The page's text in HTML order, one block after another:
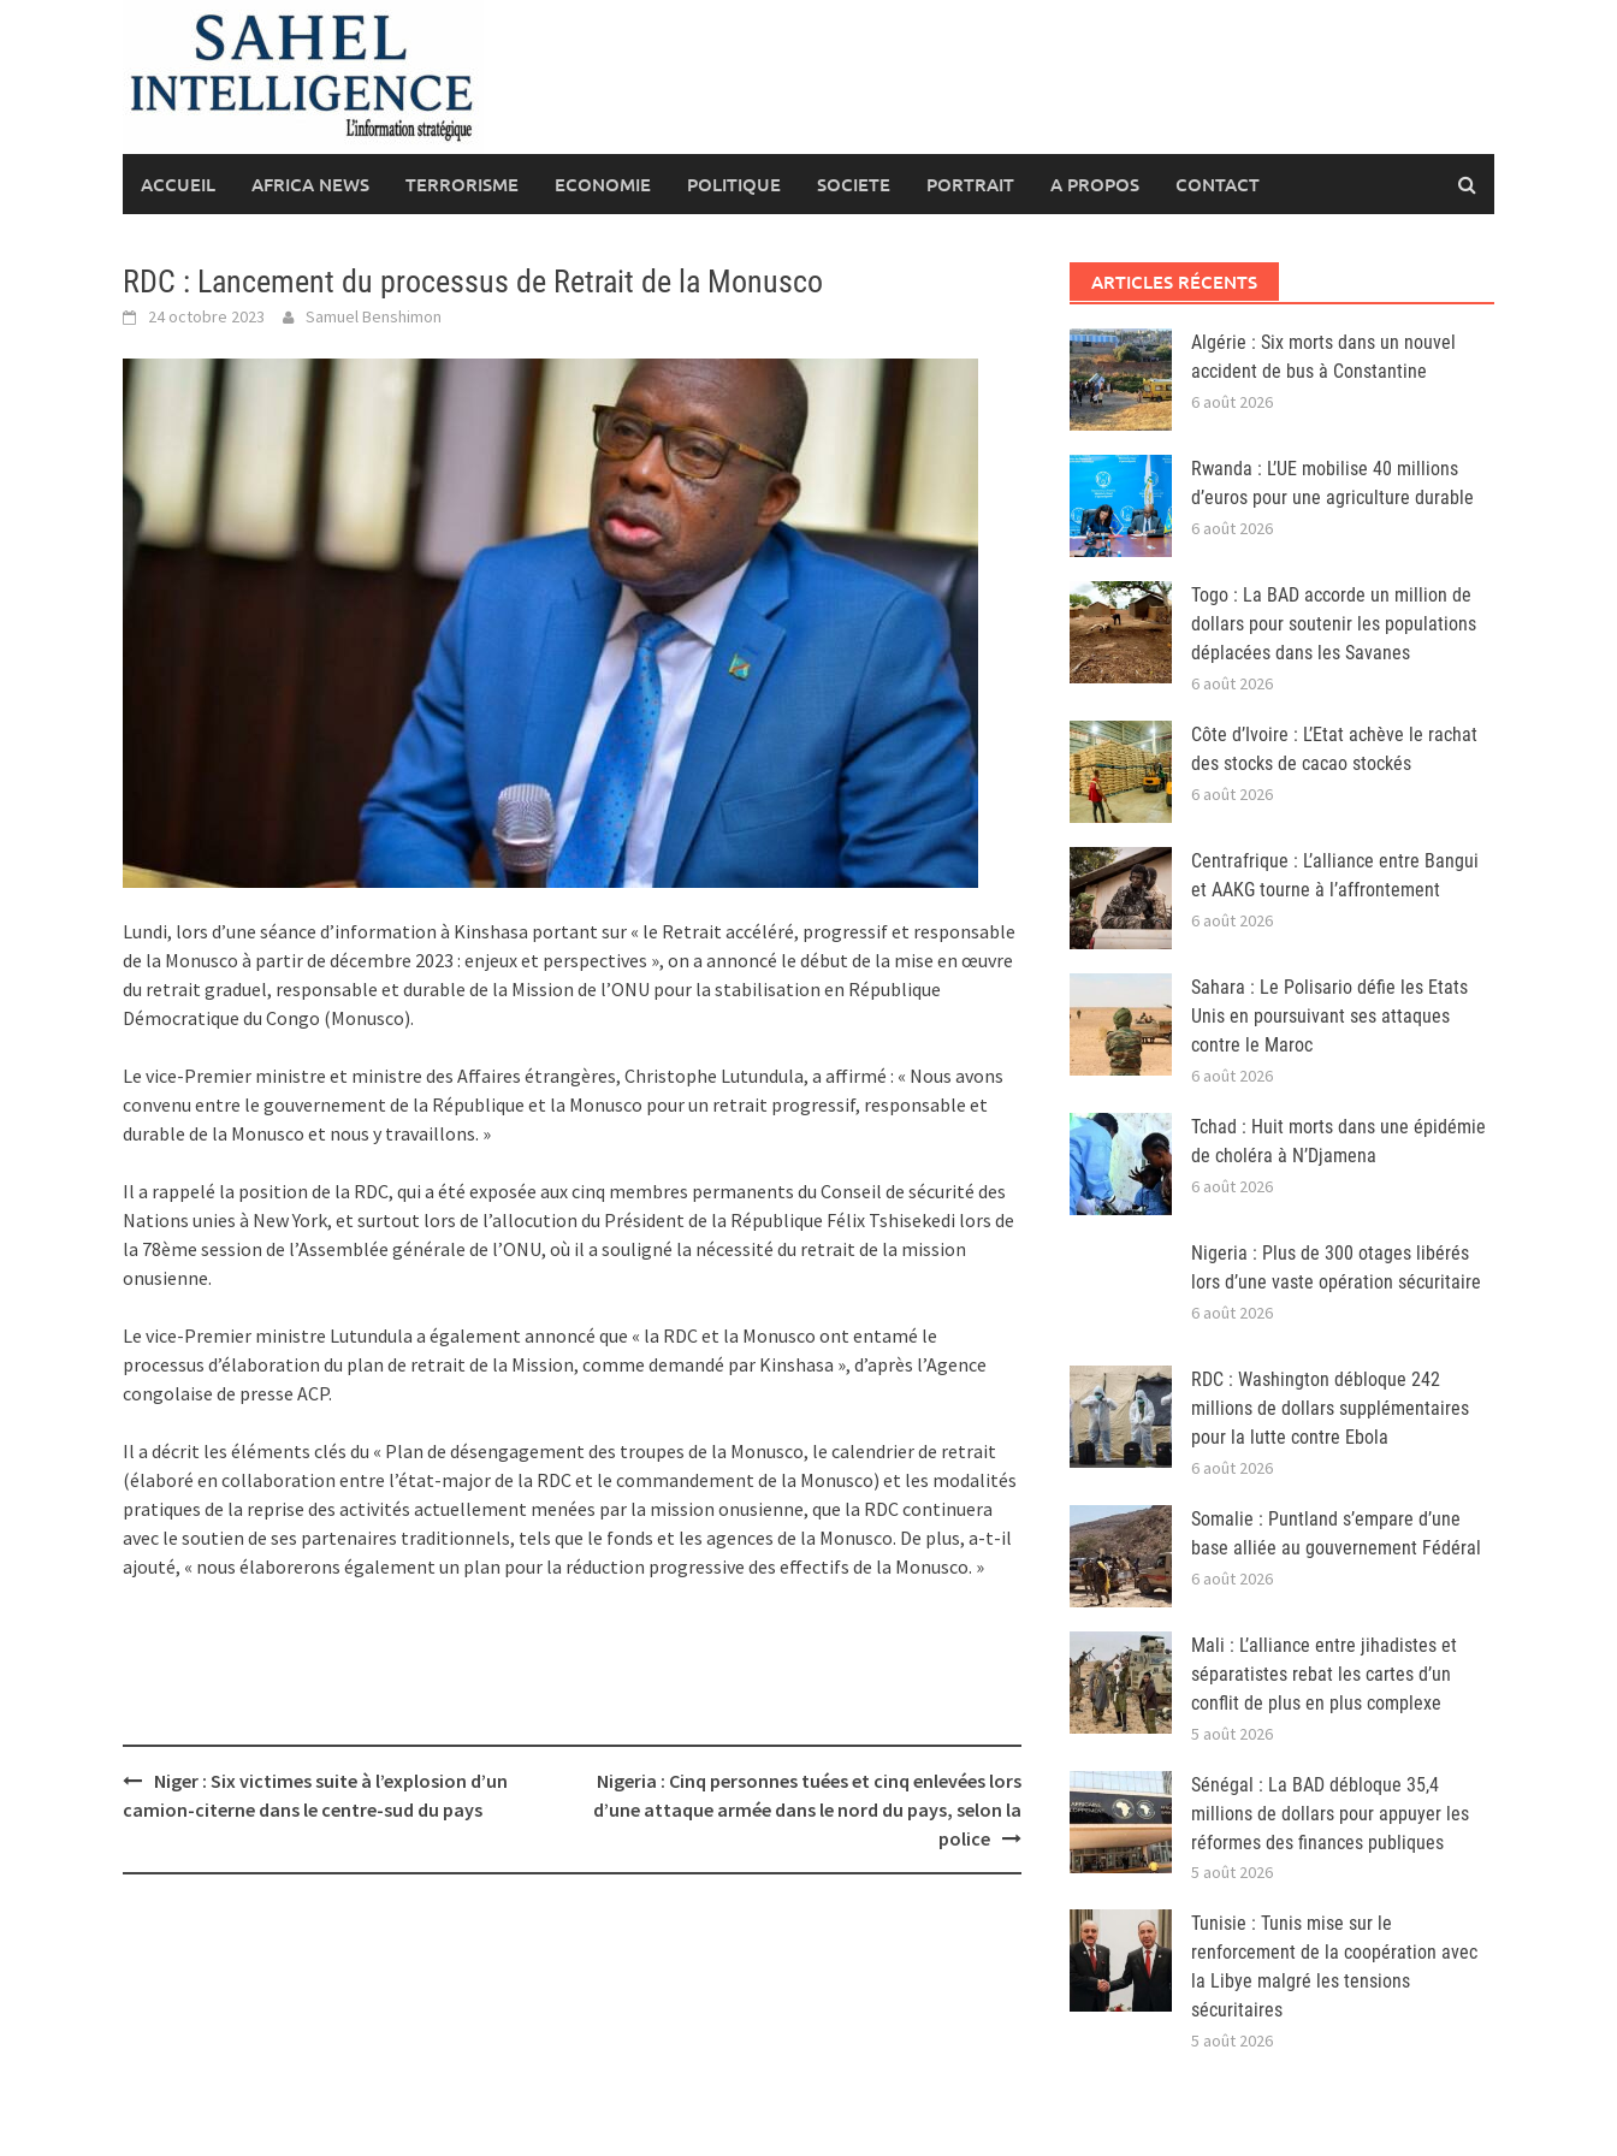
ACCUEIL AFRICA NEWS TERRORISME ECONOMIE POLITIQUE SOCIETE PORTRAIT A PROPOS CONTACT
RDC : Lancement du processus de Retrait de la Monusco
24 octobre 2023 Samuel Benshimon
Lundi, lors d’une séance d’information à Kinshasa portant sur « le Retrait accéléré, progressif et responsable
de la Monusco à partir de décembre 2023 : enjeux et perspectives », on a annoncé le début de la mise en œuvre
du retrait graduel, responsable et durable de la Mission de l’ONU pour la stabilisation en République
Démocratique du Congo (Monusco).
Le vice-Premier ministre et ministre des Affaires étrangères, Christophe Lutundula, a affirmé : « Nous avons
convenu entre le gouvernement de la République et la Monusco pour un retrait progressif, responsable et
durable de la Monusco et nous y travaillons. »
Il a rappelé la position de la RDC, qui a été exposée aux cinq membres permanents du Conseil de sécurité des
Nations unies à New York, et surtout lors de l’allocution du Président de la République Félix Tshisekedi lors de
la 78ème session de l’Assemblée générale de l’ONU, où il a souligné la nécessité du retrait de la mission
onusienne.
Le vice-Premier ministre Lutundula a également annoncé que « la RDC et la Monusco ont entamé le
processus d’élaboration du plan de retrait de la Mission, comme demandé par Kinshasa », d’après l’Agence
congolaise de presse ACP.
Il a décrit les éléments clés du « Plan de désengagement des troupes de la Monusco, le calendrier de retrait
(élaboré en collaboration entre l’état-major de la RDC et le commandement de la Monusco) et les modalités
pratiques de la reprise des activités actuellement menées par la mission onusienne, que la RDC continuera
avec le soutien de ses partenaires traditionnels, tels que le fonds et les agences de la Monusco. De plus, a-t-il
ajouté, « nous élaborerons également un plan pour la réduction progressive des effectifs de la Monusco. »
Post
navigation
Niger : Six victimes suite à l’explosion d’un
camion-citerne dans le centre-sud du pays
Nigeria : Cinq personnes tuées et cinq enlevées lors
d’une attaque armée dans le nord du pays, selon la
police
ARTICLES RÉCENTS
Algérie : Six morts dans un nouvel
accident de bus à Constantine
6 août 2026
Rwanda : L’UE mobilise 40 millions
d’euros pour une agriculture durable
6 août 2026
Togo : La BAD accorde un million de
dollars pour soutenir les populations
déplacées dans les Savanes
6 août 2026
Côte d’Ivoire : L’Etat achève le rachat
des stocks de cacao stockés
6 août 2026
Centrafrique : L’alliance entre Bangui
et AAKG tourne à l’affrontement
6 août 2026
Sahara : Le Polisario défie les Etats
Unis en poursuivant ses attaques
contre le Maroc
6 août 2026
Tchad : Huit morts dans une épidémie
de choléra à N’Djamena
6 août 2026
Nigeria : Plus de 300 otages libérés
lors d’une vaste opération sécuritaire
6 août 2026
RDC : Washington débloque 242
millions de dollars supplémentaires
pour la lutte contre Ebola
6 août 2026
Somalie : Puntland s’empare d’une
base alliée au gouvernement Fédéral
6 août 2026
Mali : L’alliance entre jihadistes et
séparatistes rebat les cartes d’un
conflit de plus en plus complexe
5 août 2026
Sénégal : La BAD débloque 35,4
millions de dollars pour appuyer les
réformes des finances publiques
5 août 2026
Tunisie : Tunis mise sur le
renforcement de la coopération avec
la Libye malgré les tensions
sécuritaires
5 août 2026